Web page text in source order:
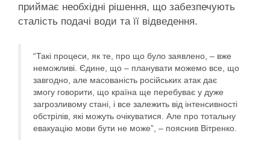
приймає необхідні рішення, що забезпечують
сталість подачі води та її відведення.
“Такі процеси, як те, про що було заявлено, – вже
неможливі. Єдине, що – планувати можемо все, що
завгодно, але масованість російських атак дає
змогу говорити, що країна ще перебуває у дуже
загрозливому стані, і все залежить від інтенсивності
обстрілів, які можуть очікуватися. Але про тотальну
евакуацію мови бути не може”, – пояснив Вітренко.